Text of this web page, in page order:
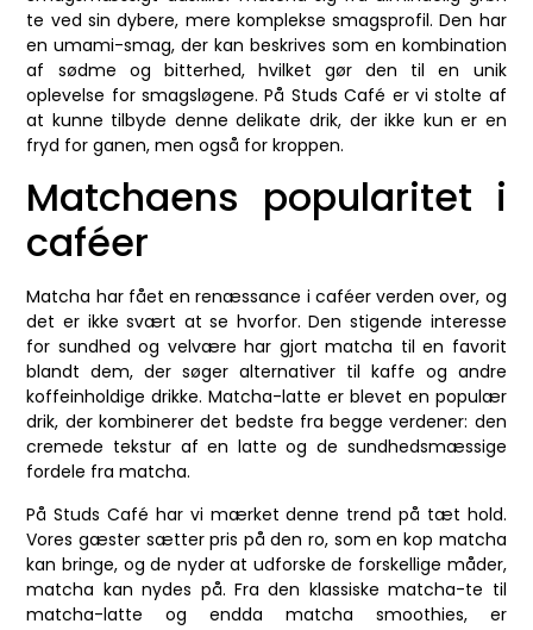
te ved sin dybere, mere komplekse smagsprofil. Den har
en umami-smag, der kan beskrives som en kombination
af sødme og bitterhed, hvilket gør den til en unik
oplevelse for smagsløgene. På Studs Café er vi stolte af
at kunne tilbyde denne delikate drik, der ikke kun er en
fryd for ganen, men også for kroppen.
Matchaens popularitet i
caféer
Matcha har fået en renæssance i caféer verden over, og
det er ikke svært at se hvorfor. Den stigende interesse
for sundhed og velvære har gjort matcha til en favorit
blandt dem, der søger alternativer til kaffe og andre
koffeinholdige drikke. Matcha-latte er blevet en populær
drik, der kombinerer det bedste fra begge verdener: den
cremede tekstur af en latte og de sundhedsmæssige
fordele fra matcha.
På Studs Café har vi mærket denne trend på tæt hold.
Vores gæster sætter pris på den ro, som en kop matcha
kan bringe, og de nyder at udforske de forskellige måder,
matcha kan nydes på. Fra den klassiske matcha-te til
matcha-latte og endda matcha smoothies, er